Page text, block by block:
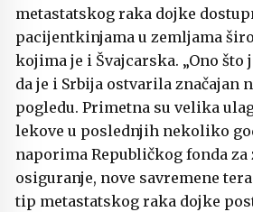
metastatskog raka dojke
pacijentkinjama u zemljama
kojima je i Švajcarska. „Ono što
da je i Srbija ostvarila značajan
pogledu. Primetna su velika
lekove u poslednjih nekoliko
naporima Republičkog fonda za
osiguranje, nove savremene
tip metastatskog raka dojke